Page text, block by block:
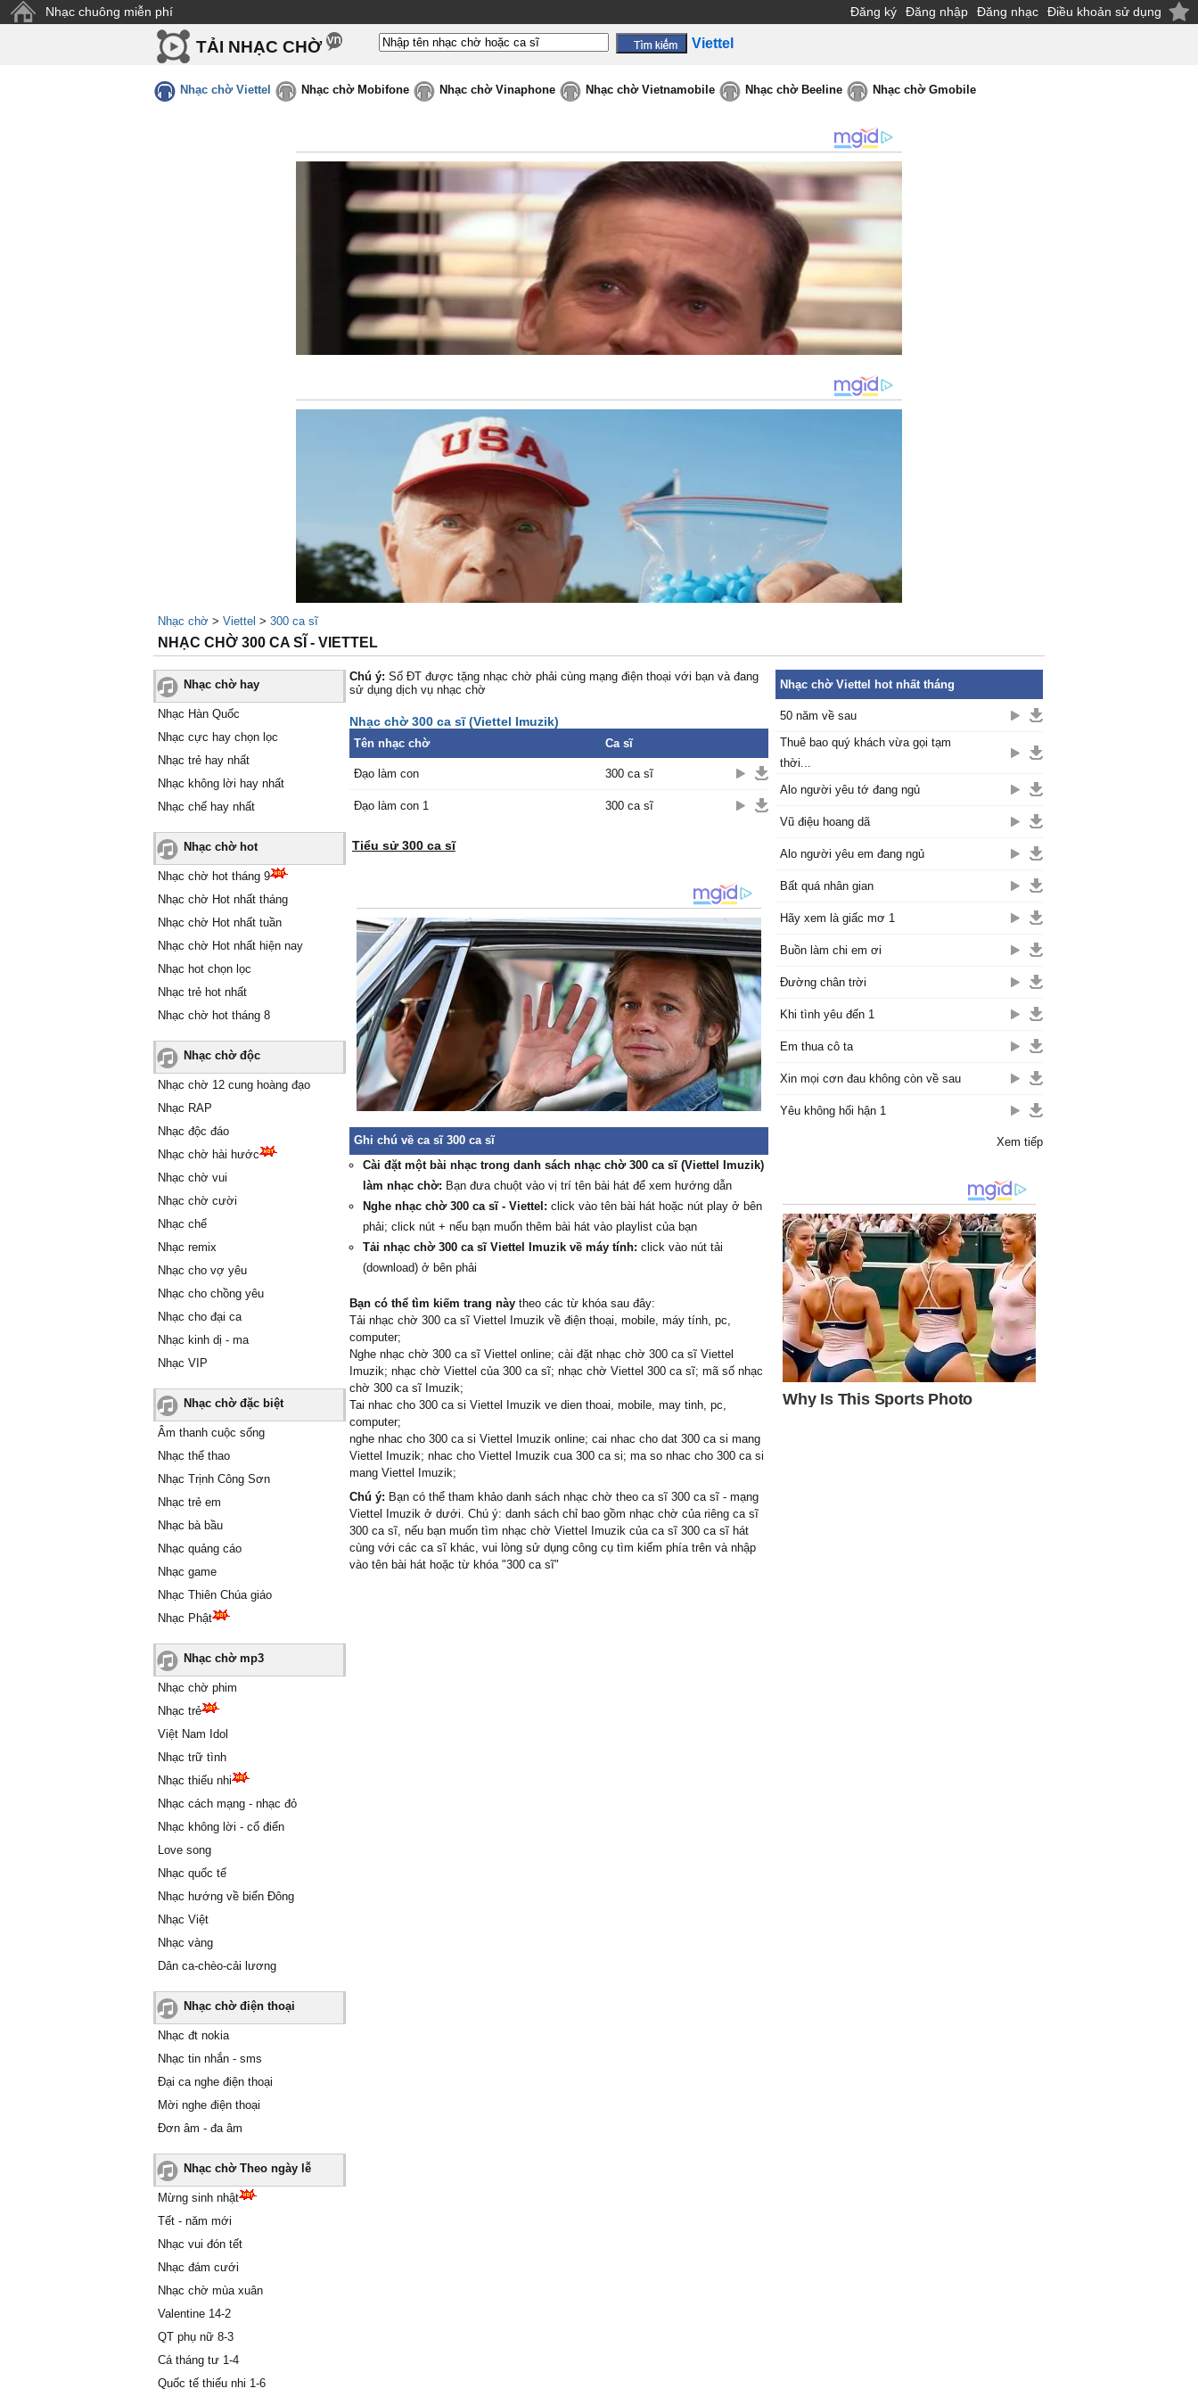
Nhạc chuông miễn phí Đăng ký Đăng nhập Đăng nhạc Điều khoản sử dụng
TẢI NHẠC CHỜ Viettel
Nhạc chờ Viettel Nhạc chờ Mobifone Nhạc chờ Vinaphone Nhạc chờ Vietnamobile Nhạc chờ Beeline Nhạc chờ Gmobile
Nhạc chờ > Viettel > 300 ca sĩ
NHẠC CHỜ 300 CA SĨ - VIETTEL
Nhạc chờ hay
Nhạc Hàn Quốc
Nhạc cực hay chọn lọc
Nhạc trẻ hay nhất
Nhạc không lời hay nhất
Nhạc chế hay nhất
Nhạc chờ hot
Nhạc chờ hot tháng 9
Nhạc chờ Hot nhất tháng
Nhạc chờ Hot nhất tuần
Nhạc chờ Hot nhất hiện nay
Nhạc hot chọn lọc
Nhạc trẻ hot nhất
Nhạc chờ hot tháng 8
Nhạc chờ độc
Nhạc chờ 12 cung hoàng đạo
Nhạc RAP
Nhạc độc đáo
Nhạc chờ hài hước
Nhạc chờ vui
Nhạc chờ cười
Nhạc chế
Nhạc remix
Nhạc cho vợ yêu
Nhạc cho chồng yêu
Nhạc cho đại ca
Nhạc kinh dị - ma
Nhạc VIP
Nhạc chờ đặc biệt
Âm thanh cuộc sống
Nhạc thể thao
Nhạc Trịnh Công Sơn
Nhạc trẻ em
Nhạc bà bầu
Nhạc quảng cáo
Nhạc game
Nhạc Thiên Chúa giáo
Nhạc Phật
Nhạc chờ mp3
Nhạc chờ phim
Nhạc trẻ
Việt Nam Idol
Nhạc trữ tình
Nhạc thiếu nhi
Nhạc cách mạng - nhạc đỏ
Nhạc không lời - cổ điển
Love song
Nhạc quốc tế
Nhạc hướng về biển Đông
Nhạc Việt
Nhạc vàng
Dân ca-chèo-cải lương
Nhạc chờ điện thoại
Nhạc đt nokia
Nhạc tin nhắn - sms
Đại ca nghe điện thoại
Mời nghe điện thoại
Đơn âm - đa âm
Nhạc chờ Theo ngày lễ
Mừng sinh nhật
Tết - năm mới
Nhạc vui đón tết
Nhạc đám cưới
Nhạc chờ mùa xuân
Valentine 14-2
QT phụ nữ 8-3
Cá tháng tư 1-4
Quốc tế thiếu nhi 1-6
Chú ý: Số ĐT được tặng nhạc chờ phải cùng mạng điện thoại với bạn và đang
sử dụng dịch vụ nhạc chờ
Nhạc chờ 300 ca sĩ (Viettel Imuzik)
Tên nhạc chờ Ca sĩ
Đạo làm con 300 ca sĩ
Đạo làm con 1 300 ca sĩ
Tiểu sử 300 ca sĩ
Ghi chú về ca sĩ 300 ca sĩ
Cài đặt một bài nhạc trong danh sách nhạc chờ 300 ca sĩ (Viettel Imuzik)
làm nhạc chờ: Bạn đưa chuột vào vị trí tên bài hát để xem hướng dẫn
Nghe nhạc chờ 300 ca sĩ - Viettel: click vào tên bài hát hoặc nút play ở bên
phải; click nút + nếu bạn muốn thêm bài hát vào playlist của bạn
Tải nhạc chờ 300 ca sĩ Viettel Imuzik về máy tính: click vào nút tải
(download) ở bên phải
Bạn có thể tìm kiếm trang này theo các từ khóa sau đây:
Tải nhạc chờ 300 ca sĩ Viettel Imuzik về điện thoại, mobile, máy tính, pc,
computer;
Nghe nhạc chờ 300 ca sĩ Viettel online; cài đặt nhạc chờ 300 ca sĩ Viettel
Imuzik; nhạc chờ Viettel của 300 ca sĩ; nhạc chờ Viettel 300 ca sĩ; mã số nhạc
chờ 300 ca sĩ Imuzik;
Tai nhac cho 300 ca si Viettel Imuzik ve dien thoai, mobile, may tinh, pc,
computer;
nghe nhac cho 300 ca si Viettel Imuzik online; cai nhac cho dat 300 ca si mang
Viettel Imuzik; nhac cho Viettel Imuzik cua 300 ca si; ma so nhac cho 300 ca si
mang Viettel Imuzik;
Chú ý: Bạn có thể tham khảo danh sách nhạc chờ theo ca sĩ 300 ca sĩ - mạng
Viettel Imuzik ở dưới. Chú ý: danh sách chỉ bao gồm nhạc chờ của riêng ca sĩ
300 ca sĩ, nếu bạn muốn tìm nhạc chờ Viettel Imuzik của ca sĩ 300 ca sĩ hát
cùng với các ca sĩ khác, vui lòng sử dụng công cụ tìm kiếm phía trên và nhập
vào tên bài hát hoặc từ khóa "300 ca sĩ"
Nhạc chờ Viettel hot nhất tháng
50 năm về sau
Thuê bao quý khách vừa gọi tạm
thời...
Alo người yêu tớ đang ngủ
Vũ điệu hoang dã
Alo người yêu em đang ngủ
Bất quá nhân gian
Hãy xem là giấc mơ 1
Buồn làm chi em ơi
Đường chân trời
Khi tình yêu đến 1
Em thua cô ta
Xin mọi cơn đau không còn về sau
Yêu không hối hận 1
Xem tiếp